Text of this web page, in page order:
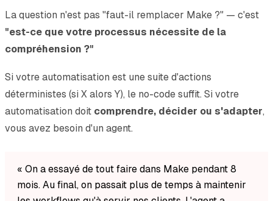
La question n'est pas "faut-il remplacer Make ?" — c'est
"est-ce que votre processus nécessite de la
compréhension ?"
Si votre automatisation est une suite d'actions
déterministes (si X alors Y), le no-code suffit. Si votre
automatisation doit comprendre, décider ou s'adapter,
vous avez besoin d'un agent.
« On a essayé de tout faire dans Make pendant 8
mois. Au final, on passait plus de temps à maintenir